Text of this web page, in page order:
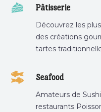
Pâtisserie
Découvrez les
des créations
tartes
tunis, pâtisserie
Seafood
Amateurs de
restaurants